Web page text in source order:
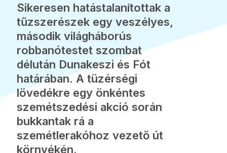
Sikeresen hatástalanítottak a
tűzszerészek egy veszélyes,
második világháborús
robbanótestet szombat
délután Dunakeszi és Fót
határában. A tüzérségi
lövedékre egy önkéntes
szemétszedési akció során
bukkantak rá a
szemétlerakóhoz vezető út
környékén.